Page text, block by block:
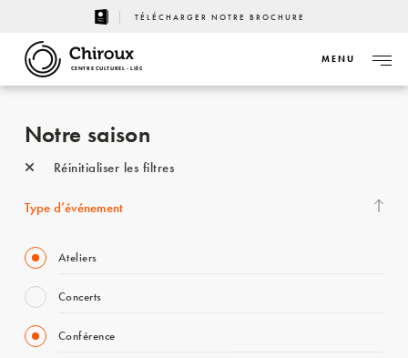
TÉLÉCHARGER NOTRE BROCHURE
CENTRE CULTUREL - LIÈGE
MENU
Notre saison
Réinitialiser les filtres
Type d’événement
Ateliers
Concerts
Conférence